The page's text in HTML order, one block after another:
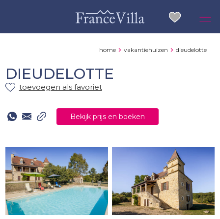
home vakantiehuizen dieudelotte
DIEUDELOTTE
toevoegen als favoriet
Bekijk prijs en boeken